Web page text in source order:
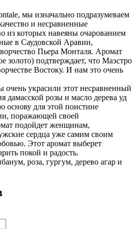
мы изначально подразумеваем
и несравненные
из которых навеяны очарованием
в Саудовской Аравии,
Пьера Монталя. Аромат
золото) подтверждает, что Маэстро
Востоку. И нам это очень
очень украсили этот несравненный
дамасской розы и масло дерева уд
основу для этой поистине
поражающей своей
подойдет женщинам,
сердца уже самим своим
Этот аромат выберет
покой и радость.
роза, гургум, дерево агар и